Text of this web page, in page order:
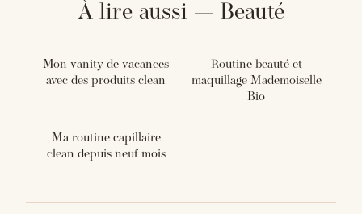
À lire aussi — Beauté
Mon vanity de vacances
avec des produits clean
Routine beauté et
maquillage Mademoiselle
Bio
Ma routine capillaire
clean depuis neuf mois